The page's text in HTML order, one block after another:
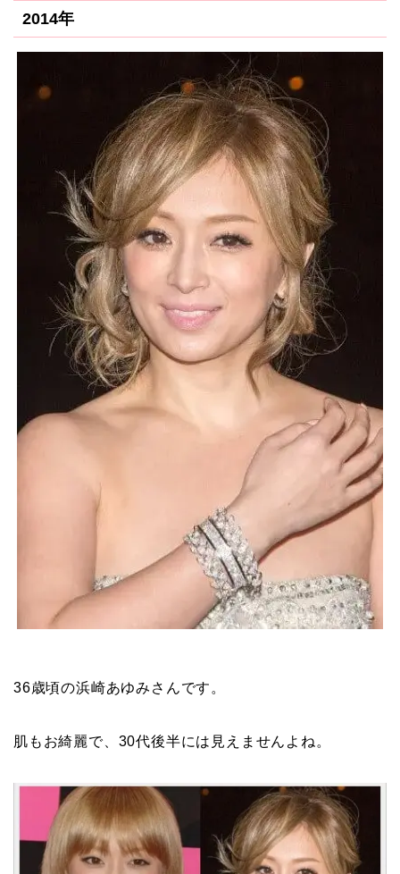
2014年
36歳頃の浜崎あゆみさんです。
肌もお綺麗で、30代後半には見えませんよね。